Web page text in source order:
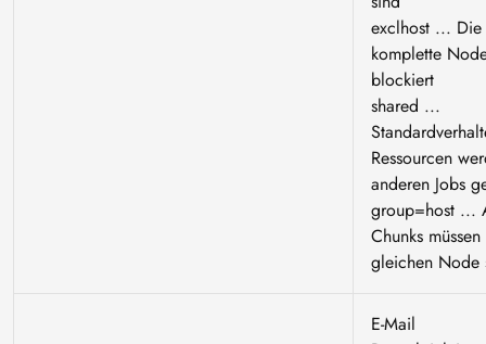
exclhost ... Die
komplette
blockiert
shared ...
Ressourcen
anderen Jobs
group=host ...
Chunks
gleichen Node
E-Mail